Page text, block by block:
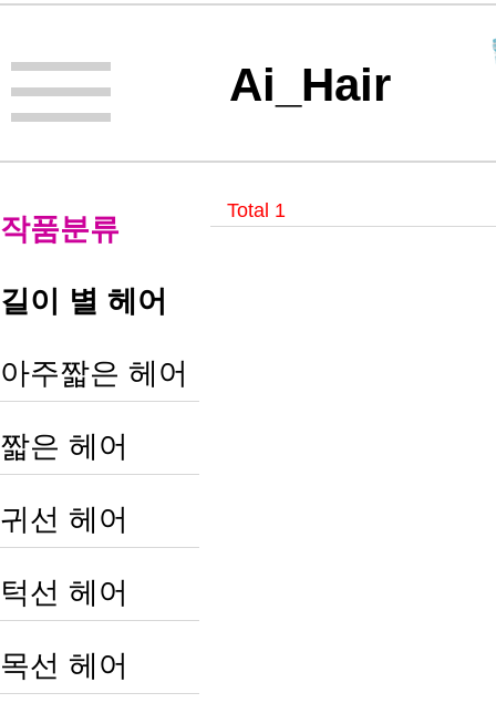
Ai_Hair
작품분류
길이 별 헤어
아주짧은 헤어
짧은 헤어
귀선 헤어
턱선 헤어
목선 헤어
Total 1